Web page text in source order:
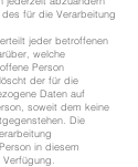
für die Verarbeitung
jeder betroffenen
welche
Person
der für die
Daten auf
soweit dem keine
Die
in diesem